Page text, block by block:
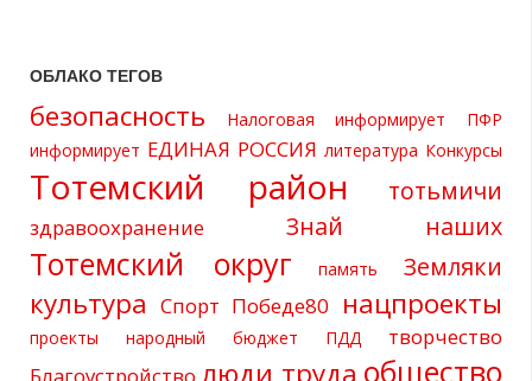
ОБЛАКО ТЕГОВ
безопасность Налоговая информирует
ПФР
информирует ЕДИНАЯ РОССИЯ литература Конкурсы
Тотемский район тотьмичи
здравоохранение Знай наших
Тотемский округ память Земляки
культура Спорт Победе80 нацпроекты
проекты народный бюджет ПДД
творчество
Благоустройство люди труда общество